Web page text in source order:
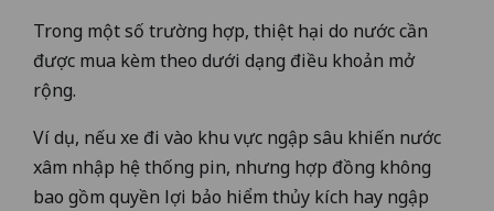
Trong một số trường hợp, thiệt hại do nước cần
được mua kèm theo dưới dạng điều khoản mở
rộng.
Ví dụ, nếu xe đi vào khu vực ngập sâu khiến nước
xâm nhập hệ thống pin, nhưng hợp đồng không
bao gồm quyền lợi bảo hiểm thủy kích hay ngập